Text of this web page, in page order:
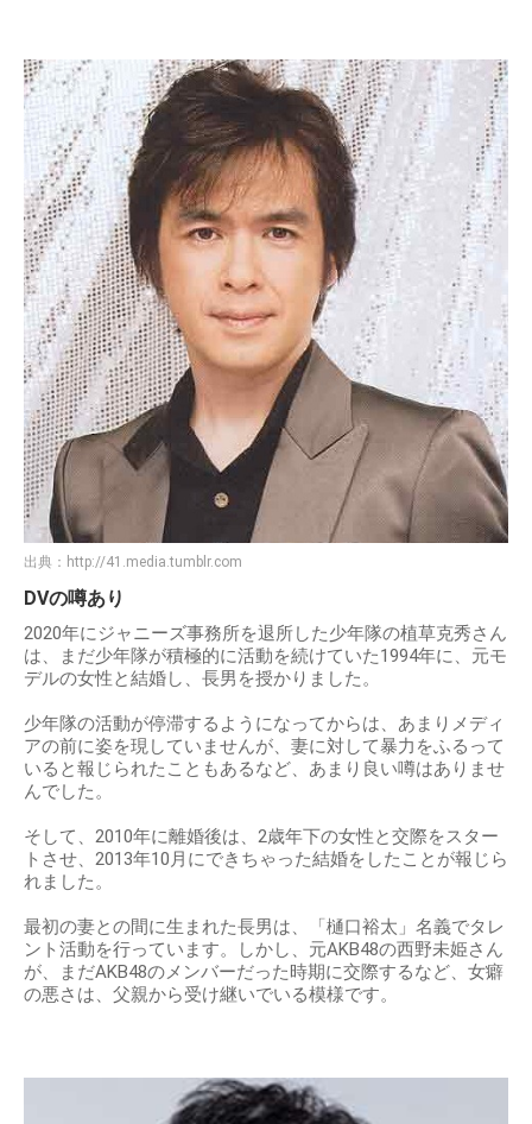
出典： http://41.media.tumblr.com
DVの噂あり
2020年にジャニーズ事務所を退所した少年隊の植草克秀さん
は、まだ少年隊が積極的に活動を続けていた1994年に、元モ
デルの女性と結婚し、長男を授かりました。
少年隊の活動が停滞するようになってからは、あまりメディ
アの前に姿を現していませんが、妻に対して暴力をふるって
いると報じられたこともあるなど、あまり良い噂はありませ
んでした。
そして、2010年に離婚後は、2歳年下の女性と交際をスター
トさせ、2013年10月にできちゃった結婚をしたことが報じら
れました。
最初の妻との間に生まれた長男は、「樋口裕太」名義でタレ
ント活動を行っています。しかし、元AKB48の西野未姫さん
が、まだAKB48のメンバーだった時期に交際するなど、女癖
の悪さは、父親から受け継いでいる模様です。